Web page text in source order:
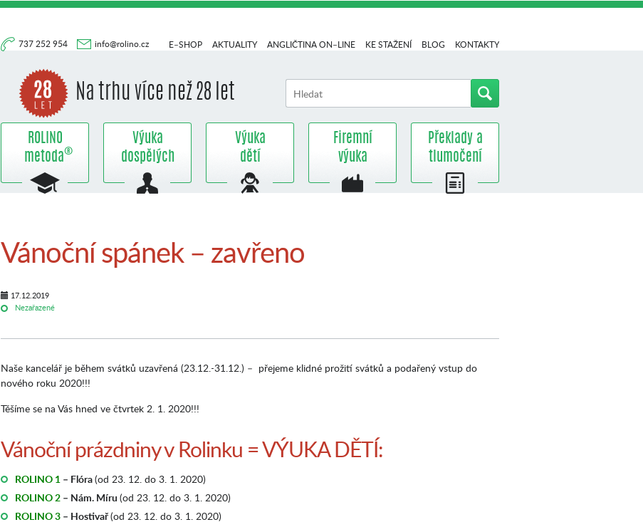
737 252 954 info@rolino.cz
Na trhu více než 28 let
E–SHOP AKTUALITY ANGLIČTINA ON–LINE KE STAŽENÍ BLOG KONTAKTY
ROLINO
metoda®
Výuka
dospělých
Výuka
dětí
Firemní
výuka
Překlady a
tlumočení
Vánoční spánek – zavřeno
17.12.2019
Nezařazené
Naše kancelář je během svátků uzavřená (23.12.-31.12.) – přejeme klidné prožití svátků a podařený vstup do
nového roku 2020!!!
Těšíme se na Vás hned ve čtvrtek 2. 1. 2020!!!
Vánoční prázdniny v Rolinku = VÝUKA DĚTÍ:
ROLINO 1 – Flóra(od 23. 12. do 3. 1. 2020)
ROLINO 2 – Nám. Míru (od 23. 12. do 3. 1. 2020)
ROLINO3 – Hostivař(od 23. 12. do 3. 1. 2020)